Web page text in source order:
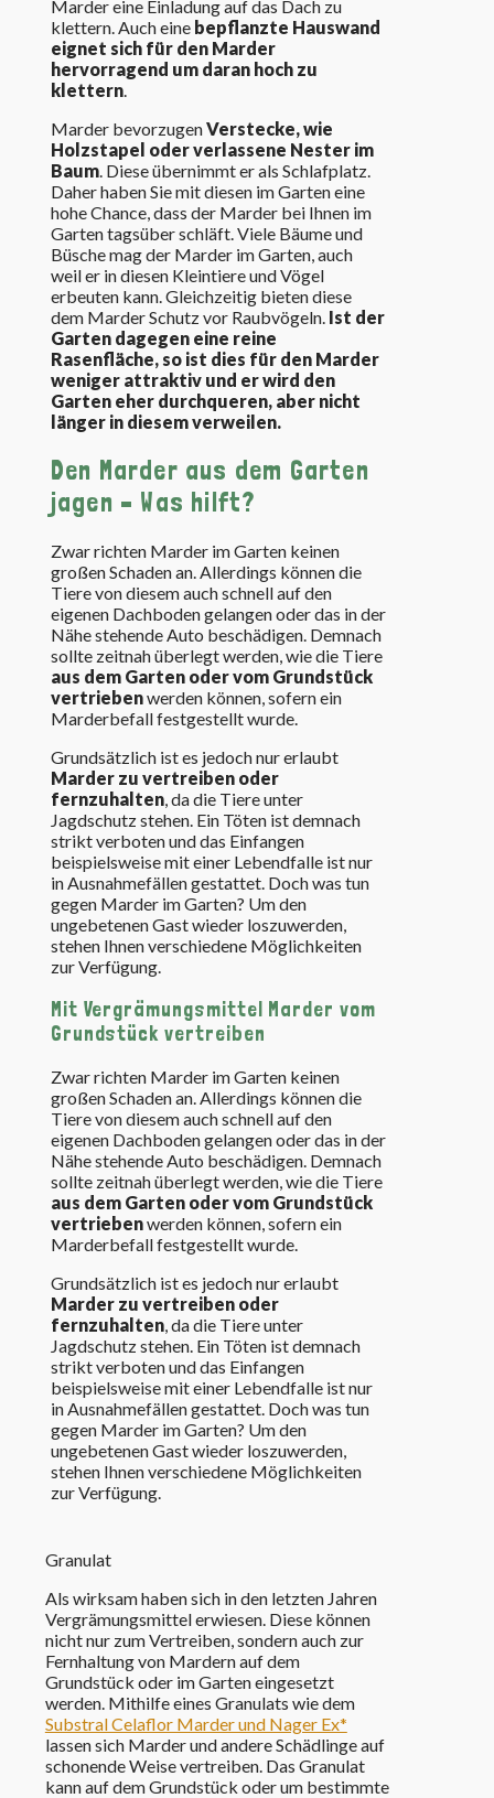
Marder eine Einladung auf das Dach zu
klettern. Auch eine bepflanzte Hauswand
eignet sich für den Marder
hervorragend um daran hoch zu
klettern.
Marder bevorzugenVerstecke, wie
Holzstapel oder verlassene Nester im
Baum. Diese übernimmt er als Schlafplatz.
Daher haben Sie mit diesen im Garten eine
hohe Chance, dass der Marder bei Ihnen im
Garten tagsüber schläft. Viele Bäume und
Büsche mag der Marder im Garten, auch
weil er in diesen Kleintiere und Vögel
erbeuten kann. Gleichzeitig bieten diese
dem Marder Schutz vor Raubvögeln. Ist der
Garten dagegen eine reine
Rasenfläche, so ist dies für den Marder
weniger attraktiv und er wird den
Garten eher durchqueren, aber nicht
länger in diesem verweilen.
Den Marder aus dem Garten
jagen – Was hilft?
Zwar richten Marder im Garten keinen
großen Schaden an. Allerdings können die
Tiere von diesem auch schnell auf den
eigenen Dachboden gelangen oder das in der
Nähe stehende Auto beschädigen. Demnach
sollte zeitnah überlegt werden, wie die Tiere
aus dem Garten oder vom Grundstück
vertriebenwerden können, sofern ein
Marderbefall festgestellt wurde.
Grundsätzlich ist es jedoch nur erlaubt
Marder zu vertreiben oder
fernzuhalten, da die Tiere unter
Jagdschutz stehen. Ein Töten ist demnach
strikt verboten und das Einfangen
beispielsweise mit einer Lebendfalle ist nur
in Ausnahmefällen gestattet. Doch was tun
gegen Marder im Garten? Um den
ungebetenen Gast wieder loszuwerden,
stehen Ihnen verschiedene Möglichkeiten
zur Verfügung.
Mit Vergrämungsmittel Marder vom
Grundstück vertreiben
Zwar richten Marder im Garten keinen
großen Schaden an. Allerdings können die
Tiere von diesem auch schnell auf den
eigenen Dachboden gelangen oder das in der
Nähe stehende Auto beschädigen. Demnach
sollte zeitnah überlegt werden, wie die Tiere
aus dem Garten oder vom Grundstück
vertriebenwerden können, sofern ein
Marderbefall festgestellt wurde.
Grundsätzlich ist es jedoch nur erlaubt
Marder zu vertreiben oder
fernzuhalten, da die Tiere unter
Jagdschutz stehen. Ein Töten ist demnach
strikt verboten und das Einfangen
beispielsweise mit einer Lebendfalle ist nur
in Ausnahmefällen gestattet. Doch was tun
gegen Marder im Garten? Um den
ungebetenen Gast wieder loszuwerden,
stehen Ihnen verschiedene Möglichkeiten
zur Verfügung.
Granulat
Als wirksam haben sich in den letzten Jahren
Vergrämungsmittel erwiesen. Diese können
nicht nur zum Vertreiben, sondern auch zur
Fernhaltung von Mardern auf dem
Grundstück oder im Garten eingesetzt
werden. Mithilfe eines Granulats wie dem
Substral Celaflor Marder und Nager Ex*
lassen sich Marder und andere Schädlinge auf
schonende Weise vertreiben. Das Granulat
kann auf dem Grundstück oder um bestimmte